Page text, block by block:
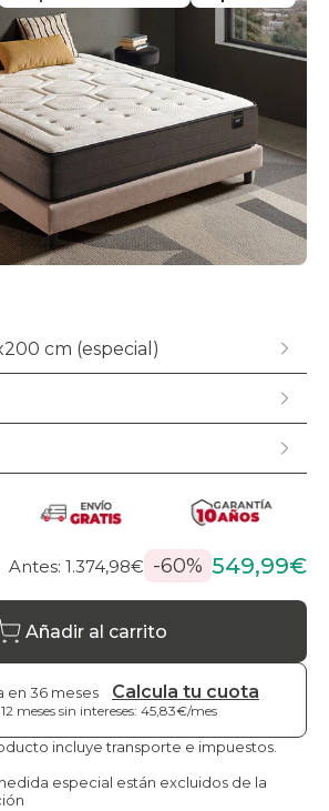
cm (especial)
Antes: 1.374,98€ -60% 549,99€
Añadir al carrito
en 36 meses Calcula tu cuota
meses sin intereses: 45,83€/mes
incluye transporte e impuestos.
especial están excluidos de la